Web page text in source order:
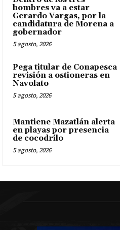
hombres va a estar
Gerardo Vargas, por la
candidatura de Morena a
gobernador
5 agosto, 2026
Pega titular de Conapesca
revisión a ostioneras en
Navolato
5 agosto, 2026
Mantiene Mazatlán alerta
en playas por presencia
de cocodrilo
5 agosto, 2026